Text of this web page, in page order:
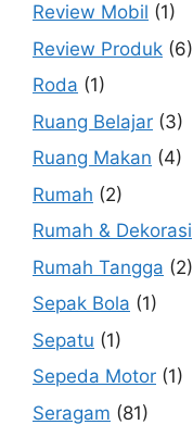
Review Mobil (1)
Review Produk (6)
Roda (1)
Ruang Belajar (3)
Ruang Makan (4)
Rumah (2)
Rumah & Dekorasi
Rumah Tangga (2)
Sepak Bola (1)
Sepatu (1)
Sepeda Motor (1)
Seragam (81)